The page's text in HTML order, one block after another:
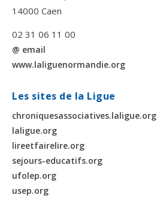
14000 Caen
02 31 06 11 00
@ email
www.laliguenormandie.org
Les sites de la Ligue
chroniquesassociatives.laligue.org
laligue.org
lireetfairelire.org
sejours-educatifs.org
ufolep.org
usep.org